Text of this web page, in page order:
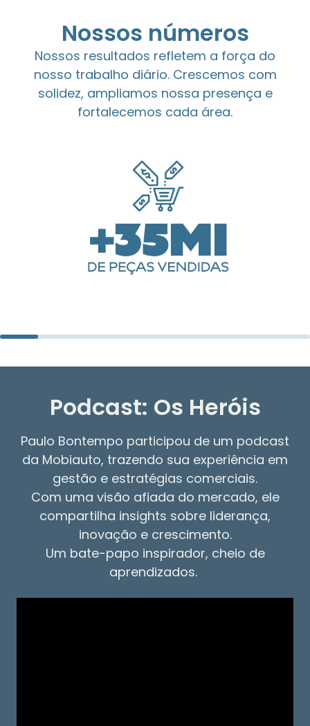
Nossos números
Nossos resultados refletem a força do
nosso trabalho diário. Crescemos com
solidez, ampliamos nossa presença e
fortalecemos cada área.
Podcast: Os Heróis
Paulo Bontempo participou de um podcast
da Mobiauto, trazendo sua experiência em
gestão e estratégias comerciais.
Com uma visão afiada do mercado, ele
compartilha insights sobre liderança,
inovação e crescimento.
Um bate-papo inspirador, cheio de
aprendizados.